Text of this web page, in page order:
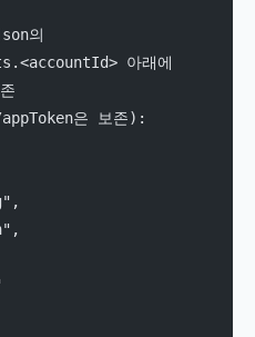
의
아래에
은 보존):